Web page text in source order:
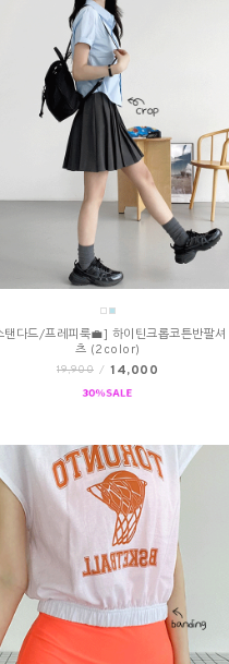
탠다드/프레피룩💼] 하이틴크롭코튼반팔셔
츠 (2color)
19,900 / 14,000